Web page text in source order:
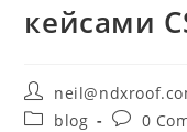
кейсами
Post
author:
Postblog
Post0